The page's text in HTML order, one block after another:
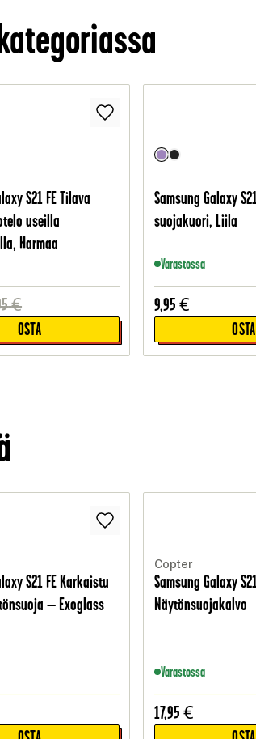
S21 FE Tilava
useilla
Harmaa
€
OSTA
Samsung Galaxy
suojakuori, Liila
Varastossa
9,95 €
OSTA
S21 FE Karkaistu
– Exoglass
Copter
Samsung Galaxy
Näytönsuojakalvo
Varastossa
17,95 €